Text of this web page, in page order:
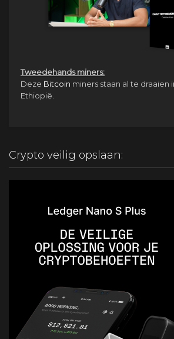
Tweedehands miners:
Deze Bitcoin miners staan al te draaien
Ethiopië.
Crypto veilig opslaan: